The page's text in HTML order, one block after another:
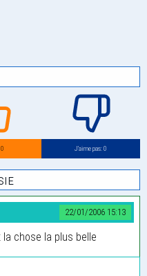
J’aime pas: 0
22/01/2006 15:13
chose la plus belle